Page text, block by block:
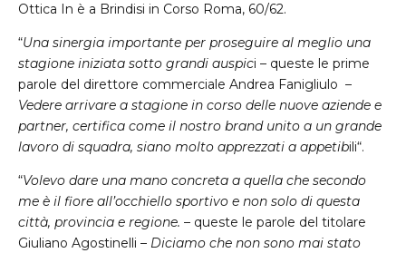
Ottica In è a Brindisi in Corso Roma, 60/62.
“Una sinergia importante per proseguire al meglio una
stagione iniziata sotto grandi auspici – queste le prime
parole del direttore commerciale Andrea Fanigliulo –
Vedere arrivare a stagione in corso delle nuove aziende e
partner, certifica come il nostro brand unito a un grande
lavoro di squadra, siano molto apprezzati a appetibili“.
“Volevo dare una mano concreta a quella che secondo
me è il fiore all’occhiello sportivo e non solo di questa
città, provincia e regione. – queste le parole del titolare
Giuliano Agostinelli – Diciamo che non sono mai stato